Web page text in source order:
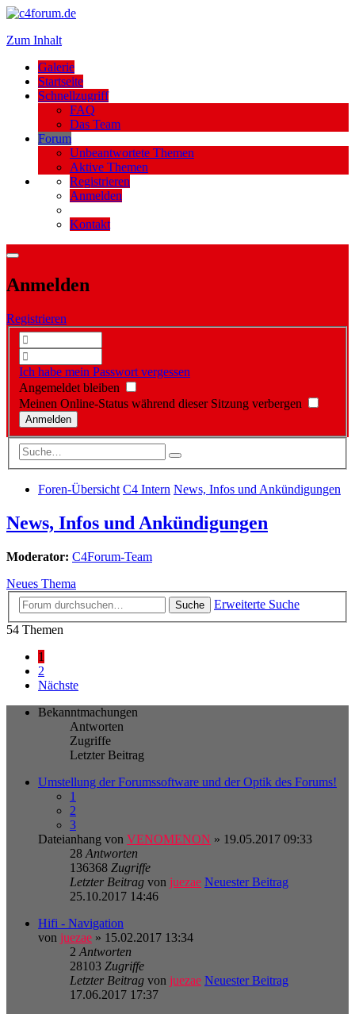
Zum Inhalt
Galerie
Startseite
Schnellzugriff
FAQ
Das Team
Forum
Unbeantwortete Themen
Aktive Themen
Registrieren
Anmelden
Kontakt
Anmelden
Registrieren
Ich habe mein Passwort vergessen
Angemeldet bleiben
Meinen Online-Status während dieser Sitzung verbergen
Foren-Übersicht C4 Intern News, Infos und Ankündigungen
News, Infos und Ankündigungen
Moderator: C4Forum-Team
Neues Thema
Suche
Erweiterte Suche
54 Themen
1
2
Nächste
Bekanntmachungen
Antworten
Zugriffe
Letzter Beitrag
Umstellung der Forumssoftware und der Optik des Forums!
1
2
3
Dateianhang von VENOMENON » 19.05.2017 09:33
28Antworten
136368 Zugriffe
Letzter Beitrag von juezae Neuester Beitrag
25.10.2017 14:46
Hifi - Navigation
von juezae » 15.02.2017 13:34
2Antworten
28103 Zugriffe
Letzter Beitrag von juezae Neuester Beitrag
17.06.2017 17:37